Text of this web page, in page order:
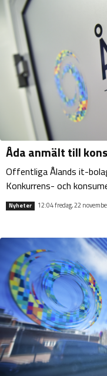
Åda anmält till
Offentliga Ålands it-
Konkurrens- och
Nyheter 12:04 fredag, 22